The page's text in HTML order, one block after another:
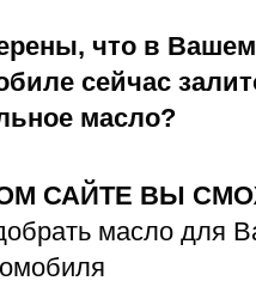
что в Вашем
сейчас
масло?
САЙТЕ ВЫ
масло для